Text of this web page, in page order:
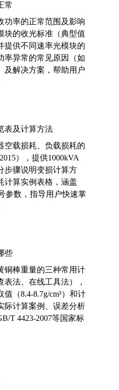
常
功率的正常范围及影响
块的收光标准（典型值
提供不同速率光模块的
率异常的常见原因（如
及解决方案，帮助用户
表及计算方法
空载损耗、负载损耗的
），提供1000kVA
步骤说明变损计算方
计算实例表格，涵盖
参数，指导用户快速掌
些
铜棒重量的三种常用计
法、在线工具法），
（8.4-8.7g/cm³）和计
际计算案例、误差分析
T 4423-2007等国家标